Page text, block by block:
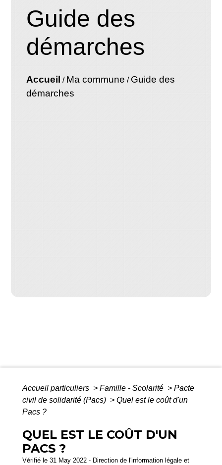
Guide des
démarches
Accueil / Ma commune / Guide des
démarches
Accueil particuliers > Famille - Scolarité > Pacte
civil de solidarité (Pacs) > Quel est le coût d'un
Pacs ?
QUEL EST LE COÛT D'UN
PACS ?
Vérifié le 31 May 2022 - Direction de l'information légale et